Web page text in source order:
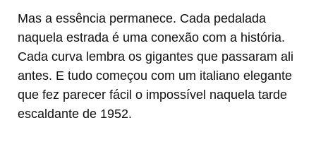
Mas a essência permanece. Cada pedalada
naquela estrada é uma conexão com a história.
Cada curva lembra os gigantes que passaram ali
antes. E tudo começou com um italiano elegante
que fez parecer fácil o impossível naquela tarde
escaldante de 1952.